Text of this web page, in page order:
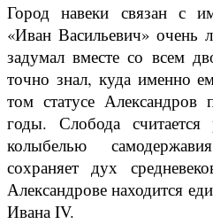
Город навеки связан с
«Иван Васильевич» очень
задумал вместе со всем
точно знал, куда именно
том статусе
годы. Слобода
колыбелью
сохраняет дух
Александрове находится
Ивана IV.